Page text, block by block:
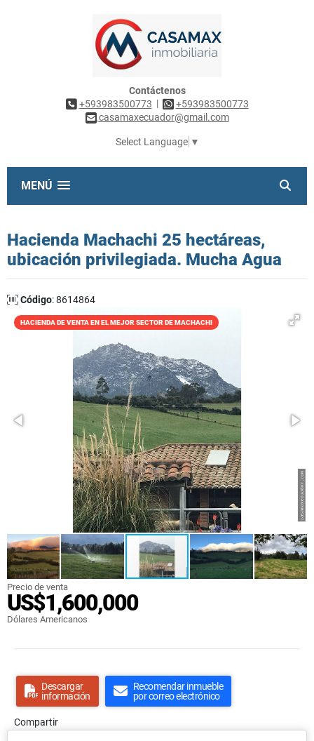
Contáctenos
+593983500773 |
+593983500773
casamaxecuador@gmail.com
Select Language ▼
MENÚ
Hacienda Machachi 25 hectáreas,
ubicación privilegiada. Mucha Agua
Código: 8614864
HACIENDA DE VENTA EN EL MEJOR SECTOR DE MACHACHI
Precio de venta
US$1,600,000
Dólares Americanos
Descargar
información
Recomendar inmueble
por correo electrónico
Compartir